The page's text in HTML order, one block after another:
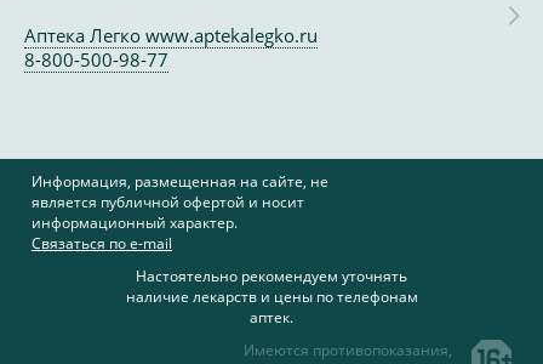
Аптека Легко www.aptekalegko.ru
8-800-500-98-77
Информация, размещенная на сайте, не
является публичной офертой и носит
информационный характер.
Связаться по e-mail
Настоятельно рекомендуем уточнять
наличие лекарств и цены по телефонам
аптек.
Имеются противопоказания,